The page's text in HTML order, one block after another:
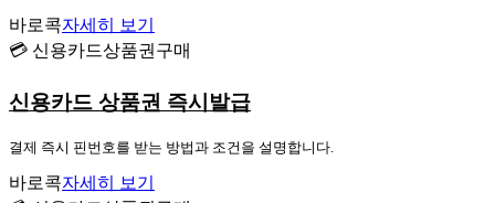
바로콕자세히 보기
💳 신용카드상품권구매
신용카드 상품권 즉시발급
결제 즉시 핀번호를 받는 방법과 조건을 설명합니다.
바로콕자세히 보기